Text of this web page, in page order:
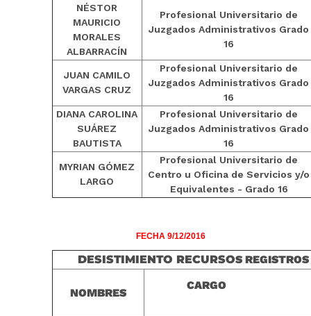
NÉSTOR
MAURICIO
MORALES
ALBARRACÍN
Profesional Universitario de
Juzgados Administrativos Grado
16
JUAN CAMILO
VARGAS CRUZ
Profesional Universitario de
Juzgados Administrativos Grado
16
DIANA CAROLINA
SUÁREZ
BAUTISTA
Profesional Universitario de
Juzgados Administrativos Grado
16
MYRIAN GÓMEZ
LARGO
Profesional Universitario de
Centro u Oficina de Servicios y/o
Equivalentes - Grado 16
FECHA 9/12/2016
DESISTIMIENTO RECURSOS
NOMBRES
CARGO